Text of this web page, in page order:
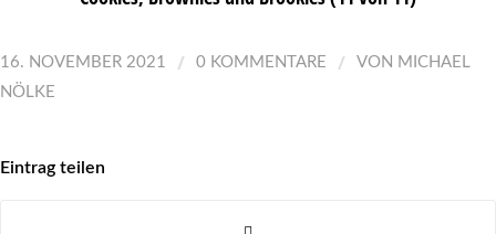
16. NOVEMBER 2021 / 0 KOMMENTARE / VON MICHAEL
NÖLKE
Eintrag teilen